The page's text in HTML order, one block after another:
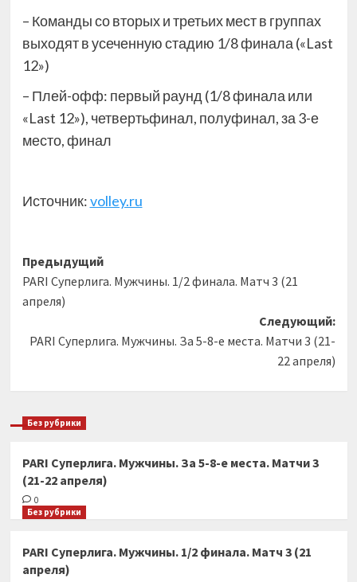
– Команды со вторых и третьих мест в группах
выходят в усеченную стадию 1/8 финала («Last
12»)
– Плей-офф: первый раунд (1/8 финала или
«Last 12»), четвертьфинал, полуфинал, за 3-е
место, финал
Источник:volley.ru
Навигация
записи
Предыдущий
PARI Суперлига. Мужчины. 1/2 финала. Матч 3 (21
апреля)
Следующий:
PARI Суперлига. Мужчины. За 5-8-е места. Матчи 3 (21-
22 апреля)
Без рубрики
PARI Суперлига. Мужчины. За 5-8-е места. Матчи 3
(21-22 апреля)
0
Без рубрики
PARI Суперлига. Мужчины. 1/2 финала. Матч 3 (21
апреля)